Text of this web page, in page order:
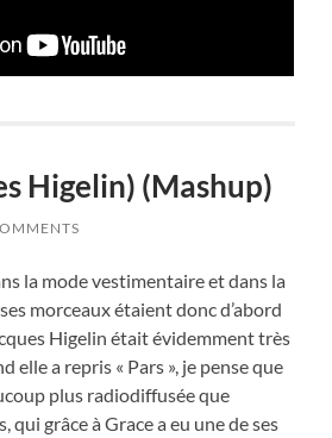
Higelin) (Mashup)
la mode vestimentaire et dans la
morceaux étaient donc d’abord
Higelin était évidemment très
elle a repris « Pars », je pense que
plus radiodiffusée que
qui grâce à Grace a eu une de ses